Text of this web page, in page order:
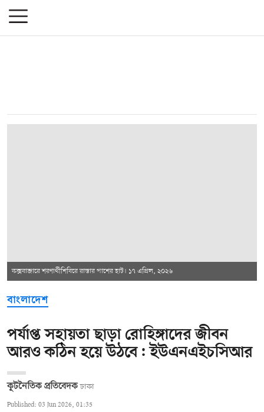
কক্সবাজারে শরণার্থীশিবিরে রাস্তার পাশের হাট। ১৭ এপ্রিল, ২০২৬
বাংলাদেশ
পর্যাপ্ত সহায়তা ছাড়া রোহিঙ্গাদের জীবন
আরও কঠিন হয়ে উঠবে: ইউএনএইচসিআর
কূটনৈতিক প্রতিবেদক ঢাকা
Published: 03 Jun 2026, 01:35